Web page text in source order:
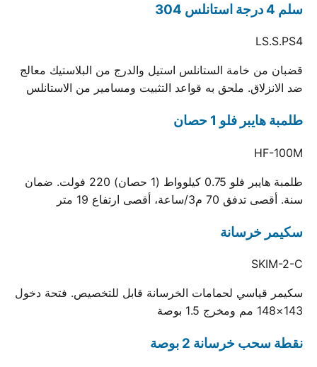
سلم 4 درجة استانلس 304
LS.S.PS4
قضبان من خامة الستانلس استيل والدرج من البلاستيك معالج
ضد الانزلاق. ملحق به قواعد التثبيت ومسامير من الاستانلس
طلمبة هايبر فلو 1 حصان
HF-100M
طلمبة هايبر فلو 0.75 كيلوواط (1 حصان) 220 فولت. ضمان
سنة. أقصى تدفق 70 م3/ساعة، أقصى ارتفاع 19 متر
سكيمر خرسانة
SKIM-2-C
سكيمر قياسي لحمامات الخرسانة قابل للتخصيص. فتحة دخول
143×148 مم ومخرج 1.5 بوصة
نقطة سحب خرسانة 2 بوصة